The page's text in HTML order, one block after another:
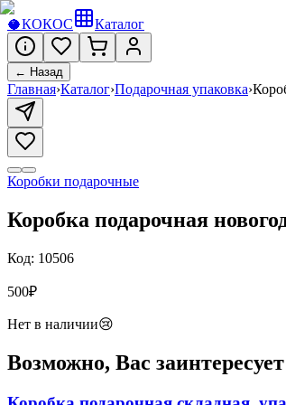
🥥КОКОС Каталог
← Назад
Главная›Каталог›Подарочная упаковка›
Коробки подарочные
Коробка подарочная
Код: 10506
500₽
Нет в наличии😢
Возможно, Вас заинтересует